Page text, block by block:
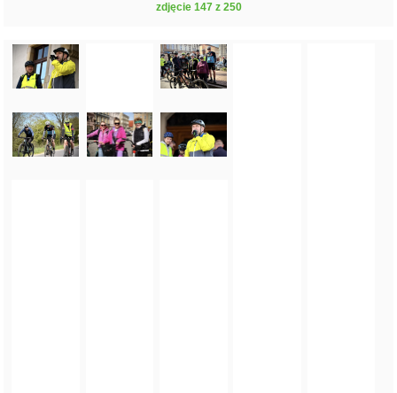
zdjęcie 147 z 250